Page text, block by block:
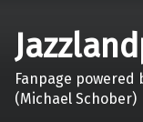
Fanpage
(Michael Schober)